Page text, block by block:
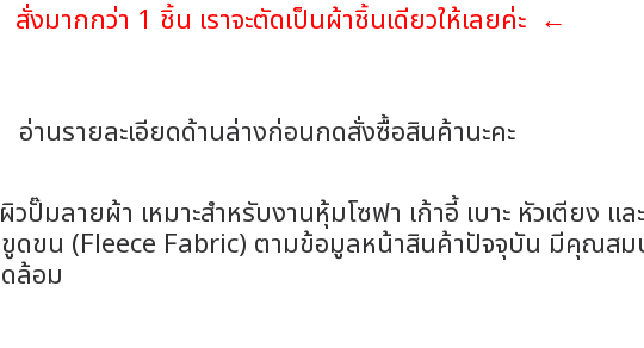
งมากกว่า 1 ชิ้น เราจะตัดเป็นผ้าชิ้นเดียวให้เลยค่ะ ←
อ่านรายละเอียดด้านล่างก่อนกดสั่งซื้อสินค้านะคะ
มลายผ้า เหมาะสำหรับงานหุ้มโซฟา เก้าอี้ เบาะ หัวเตียง แล
ดขน (Fleece Fabric) ตามข้อมูลหน้าสินค้าปัจจุบัน มีคุณสม
ล้อม